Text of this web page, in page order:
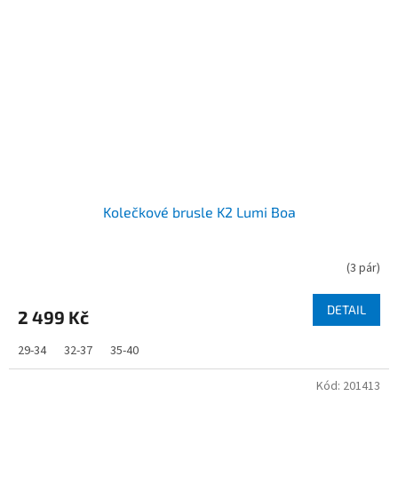
Kolečkové brusle K2 Lumi Boa
(3 pár)
2 499 Kč DETAIL
29-34 32-37 35-40
Kód: 201413